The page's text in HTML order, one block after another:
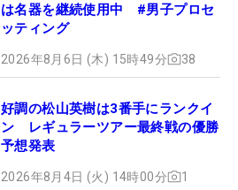
は名器を継続使用中 #男子プロセ
ッティング
2026年8月6日 (木) 15時49分 38
好調の松山英樹は3番手にランクイ
ン レギュラーツアー最終戦の優勝
予想発表
2026年8月4日 (火) 14時00分 1